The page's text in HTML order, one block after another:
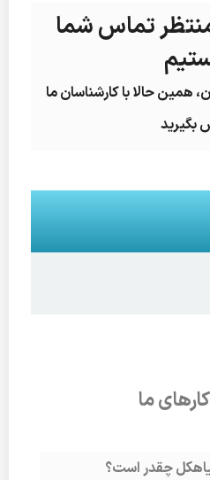
تماس شما
همین حالا با کارشناسان ما
بگیرید
ما
چقدر است؟